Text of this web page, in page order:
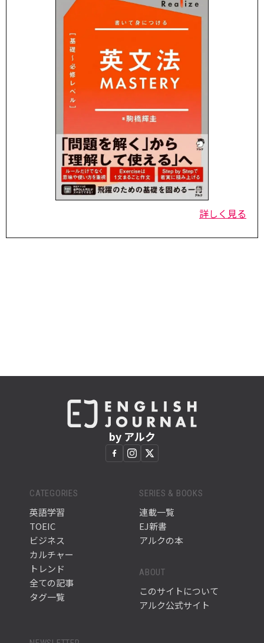
詳しく見る
by アルク
CATEGORIES
英語学習
TOEIC
ビジネス
カルチャー
トレンド
全ての記事
タグ一覧
SERIES & BOOKS
連載一覧
EJ新書
アルクの本
ABOUT
このサイトについて
アルク公式サイト